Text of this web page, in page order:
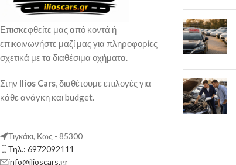
Επισκεφθείτε μας από κοντά ή
επικοινωνήστε μαζί μας για πληροφορίες
σχετικά με τα διαθέσιμα οχήματα.
Στην Ilios Cars, διαθέτουμε επιλογές για
κάθε ανάγκη και budget.
Τιγκάκι, Κως - 85300
Τηλ.: 6972092111
info@ilioscars.gr